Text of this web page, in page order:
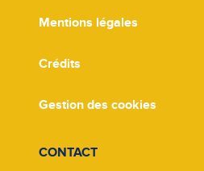
Mentions légales
Crédits
Gestion des cookies
CONTACT